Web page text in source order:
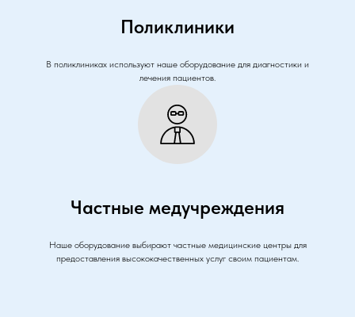
Поликлиники
В поликлиниках используют наше оборудование для диагностики и
лечения пациентов.
Частные медучреждения
Наше оборудование выбирают частные медицинские центры для
предоставления высококачественных услуг своим пациентам.